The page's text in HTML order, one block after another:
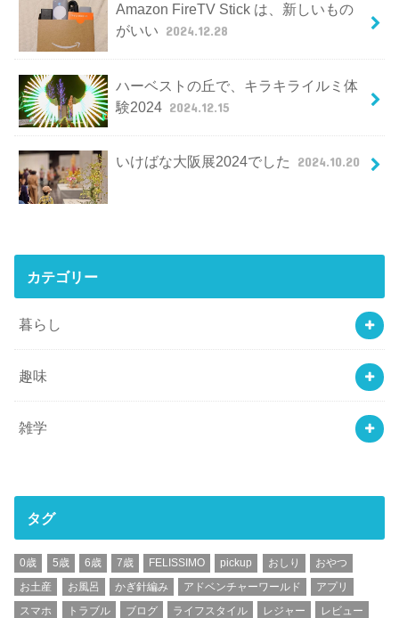
Amazon FireTV Stick は、新しいもの
がいい 2024.12.28
ハーベストの丘で、キラキライルミ体
験2024 2024.12.15
いけばな大阪展2024でした 2024.10.20
カテゴリー
暮らし
趣味
雑学
タグ
0歳 5歳 6歳 7歳 FELISSIMO pickup おしり
おやつ
お土産
お風呂 かぎ針編み アドベンチャーワールド
アプリ
スマホ
トラブル ブログ ライフスタイル レジャー
レビュー